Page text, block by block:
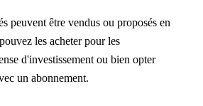
peuvent être vendus ou proposés en
les acheter pour les
d'investissement ou bien opter
un abonnement.